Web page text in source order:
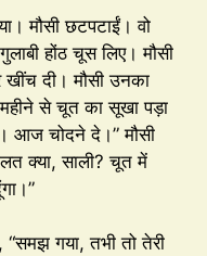
मौसी छटपटाईं। वो
होंठ चूस लिए। मौसी
खींच दी। मौसी उनका
महीने से चूत का सूखा पड़ा
आज चोदने दे।” मौसी
क्या, साली? चूत में
“समझ गया, तभी तो तेरी